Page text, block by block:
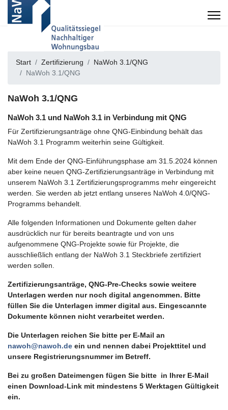
Start Zertifizierung
NaWoh 3.1/QNG
NaWoh 3.1/QNG
NaWoh 3.1/QNG
NaWoh 3.1 und NaWoh 3.1 in Verbindung mit QNG
Für Zertifizierungsanträge ohne QNG-Einbindung behält das
NaWoh 3.1 Programm weiterhin seine Gültigkeit.
Mit dem Ende der QNG-Einführungsphase am 31.5.2024 können
aber keine neuen QNG-Zertifizierungsanträge in Verbindung mit
unserem NaWoh 3.1 Zertifizierungsprogramms mehr eingereicht
werden. Sie werden ab jetzt entlang unseres NaWoh 4.0/QNG-
Programms behandelt.
Alle folgenden Informationen und Dokumente gelten daher
ausdrücklich nur für bereits beantragte und von uns
aufgenommene QNG-Projekte sowie für Projekte, die
ausschließlich entlang der NaWoh 3.1 Steckbriefe zertifiziert
werden sollen.
Zertifizierungsanträge, QNG-Pre-Checks sowie weitere
Unterlagen werden nur noch digital angenommen. Bitte
füllen Sie die Unterlagen immer digital aus. Eingescannte
Dokumente können nicht verarbeitet werden.
Die Unterlagen reichen Sie bitte per E-Mail an
nawoh@nawoh.de ein und nennen dabei Projekttitel und
unsere Registrierungsnummer im Betreff.
Bei zu großen Dateimengen fügen Sie bitte in Ihrer E-Mail
einen Download-Link mit mindestens 5 Werktagen Gültigkeit
ein.